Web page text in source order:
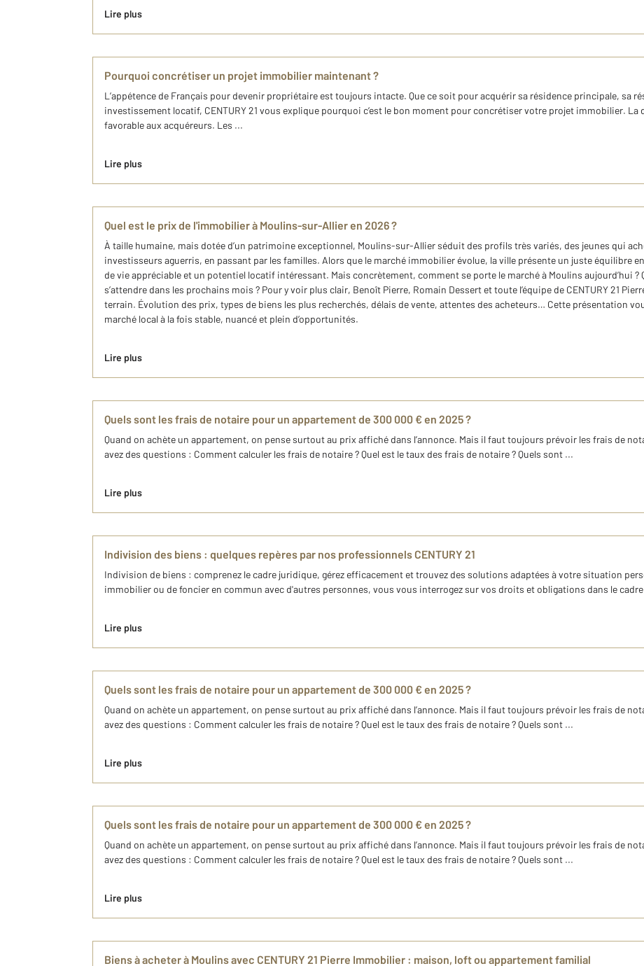
Lire plus
Pourquoi concrétiser un projet immobilier maintenant ?
L’appétence de Français pour devenir propriétaire est toujours intacte. Que ce soit pour acquérir sa résidence principale, sa
investissement locatif, CENTURY 21 vous explique pourquoi c’est le bon moment pour concrétiser votre projet immobilier.
favorable aux acquéreurs. Les ...
Lire plus
Quel est le prix de l'immobilier à Moulins-sur-Allier en 2026 ?
À taille humaine, mais dotée d’un patrimoine exceptionnel, Moulins-sur-Allier séduit des profils très variés, des jeunes qui
investisseurs aguerris, en passant par les familles. Alors que le marché immobilier évolue, la ville présente un juste équilibre
de vie appréciable et un potentiel locatif intéressant. Mais concrètement, comment se porte le marché à Moulins aujourd’hui
s’attendre dans les prochains mois ? Pour y voir plus clair, Benoît Pierre, Romain Dessert et toute l’équipe de CENTURY 21
terrain. Évolution des prix, types de biens les plus recherchés, délais de vente, attentes des acheteurs… Cette présentation
marché local à la fois stable, nuancé et plein d’opportunités.
Lire plus
Quels sont les frais de notaire pour un appartement de 300 000 € en 2025 ?
Quand on achète un appartement, on pense surtout au prix affiché dans l’annonce. Mais il faut toujours prévoir les frais de
avez des questions : Comment calculer les frais de notaire ? Quel est le taux des frais de notaire ? Quels sont ...
Lire plus
Indivision des biens : quelques repères par nos professionnels CENTURY 21
Indivision de biens : comprenez le cadre juridique, gérez efficacement et trouvez des solutions adaptées à votre situation
immobilier ou de foncier en commun avec d'autres personnes, vous vous interrogez sur vos droits et obligations dans le
Lire plus
Quels sont les frais de notaire pour un appartement de 300 000 € en 2025 ?
Quand on achète un appartement, on pense surtout au prix affiché dans l’annonce. Mais il faut toujours prévoir les frais de
avez des questions : Comment calculer les frais de notaire ? Quel est le taux des frais de notaire ? Quels sont ...
Lire plus
Quels sont les frais de notaire pour un appartement de 300 000 € en 2025 ?
Quand on achète un appartement, on pense surtout au prix affiché dans l’annonce. Mais il faut toujours prévoir les frais de
avez des questions : Comment calculer les frais de notaire ? Quel est le taux des frais de notaire ? Quels sont ...
Lire plus
​Biens à acheter à Moulins avec CENTURY 21 Pierre Immobilier : maison, loft ou appartement familial